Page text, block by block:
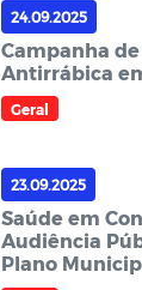
24.09.2025
Campanha
Antirrábica
Geral
23.09.2025
Saúde em
Audiência
Plano